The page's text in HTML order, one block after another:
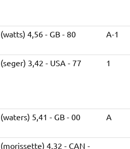
(watts) 4,56 - GB - 80 A-1
(seger) 3,42 - USA - 77 1
(waters) 5,41 - GB - 00 A
(morissette) 4,32 - CAN -